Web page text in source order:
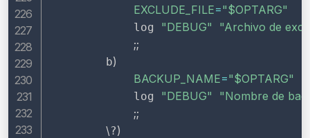
EXCLUDE_FILE="$OPTARG"
            log
"DEBUG"
"Archivo de
;;
        b
)
BACKUP_NAME="$OPTARG"
            log
"DEBUG"
"Nombre de
;;
\?)